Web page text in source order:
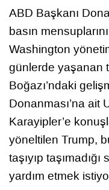
ABD Başkanı
basın
Washington
günlerde yaşanan
Boğazı’ndaki
Donanması’na ait
Karayipler’e
yöneltilen Trump,
taşıyıp
yardım etmek